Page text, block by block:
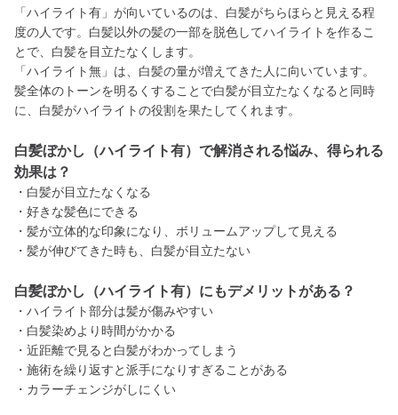
「ハイライト有」が向いているのは、白髪がちらほらと見える程
度の人です。白髪以外の髪の一部を脱色してハイライトを作るこ
とで、白髪を目立たなくします。
「ハイライト無」は、白髪の量が増えてきた人に向いています。
髪全体のトーンを明るくすることで白髪が目立たなくなると同時
に、白髪がハイライトの役割を果たしてくれます。
白髪ぼかし（ハイライト有）で解消される悩み、得られる
効果は？
・白髪が目立たなくなる
・好きな髪色にできる
・髪が立体的な印象になり、ボリュームアップして見える
・髪が伸びてきた時も、白髪が目立たない
白髪ぼかし（ハイライト有）にもデメリットがある？
・ハイライト部分は髪が傷みやすい
・白髪染めより時間がかかる
・近距離で見ると白髪がわかってしまう
・施術を繰り返すと派手になりすぎることがある
・カラーチェンジがしにくい